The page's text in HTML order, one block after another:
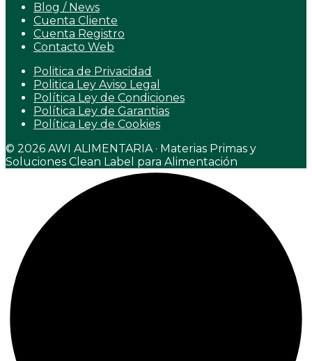
Blog / News
Cuenta Cliente
Cuenta Registro
Contacto Web
Politica de Privacidad
Politica Ley Aviso Legal
Política Ley de Condiciones
Política Ley de Garantias
Política Ley de Cookies
© 2026 AWI ALIMENTARIA · Materias Primas y
Soluciones Clean Label para Alimentación